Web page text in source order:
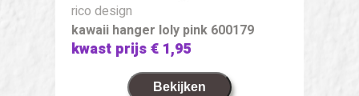
rico design
kawaii hanger loly pink 600179
kwast prijs€ 1,95
Bekijken